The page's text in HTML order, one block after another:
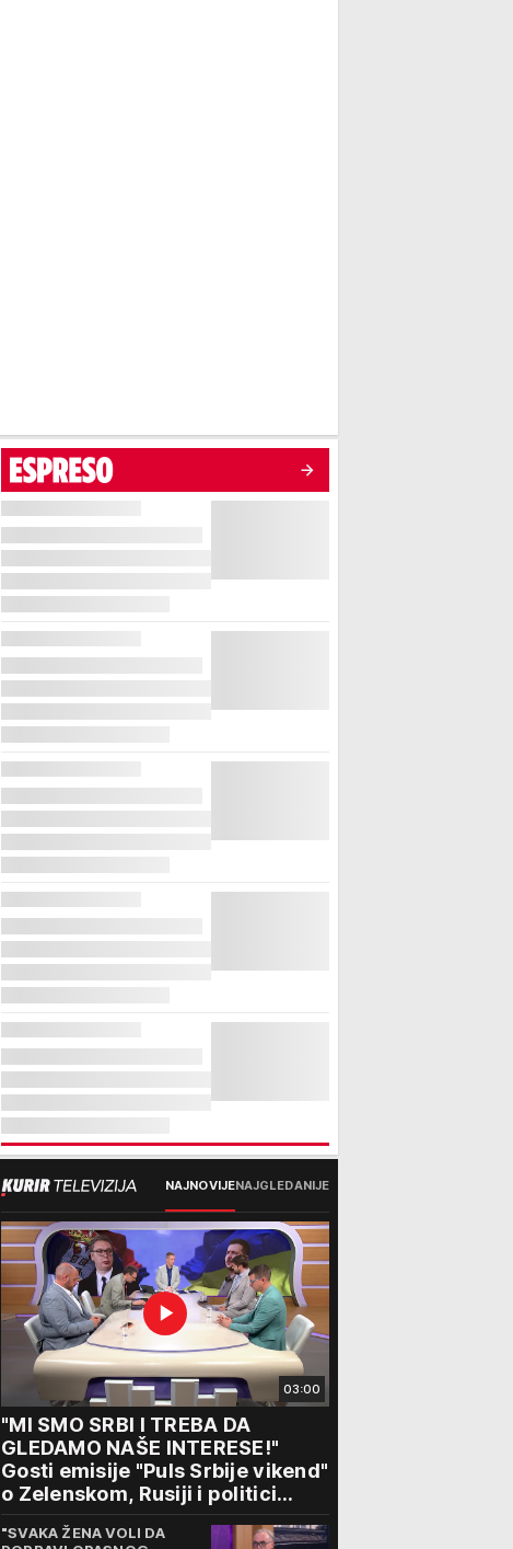
NAJNOVIJENAJGLEDANIJE
03:00
"MI SMO SRBI I TREBA DA
GLEDAMO NAŠE INTERESE!"
Gosti emisije "Puls Srbije vikend"
o Zelenskom, Rusiji i politici
Beograda: "Srbija vodi svoju
politiku"
"SVAKA ŽENA VOLI DA